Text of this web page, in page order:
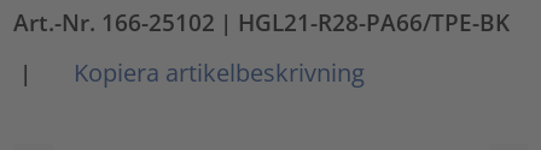
Art.-Nr. 166-25102 | HGL21-R28-PA66/TPE-BK
|
Kopiera artikelbeskrivning